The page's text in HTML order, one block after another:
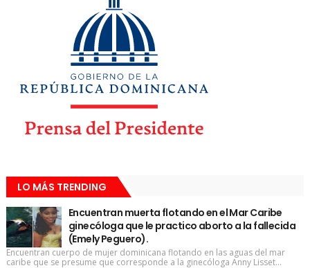
LO MÁS TRENDING
Encuentran muerta flotando en el Mar Caribe
ginecóloga que le practico aborto a la fallecida
(Emely Peguero).
Encuentran cuerpo de mujer dominicana flotando en las aguas del mar
caribe que se presume que corresponde a la ginecóloga Anny Lisset...